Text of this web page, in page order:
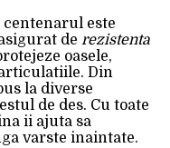
este
de rezistenta
oasele,
Din
la diverse
de des. Cu toate
ii ajuta sa
varste inaintate.